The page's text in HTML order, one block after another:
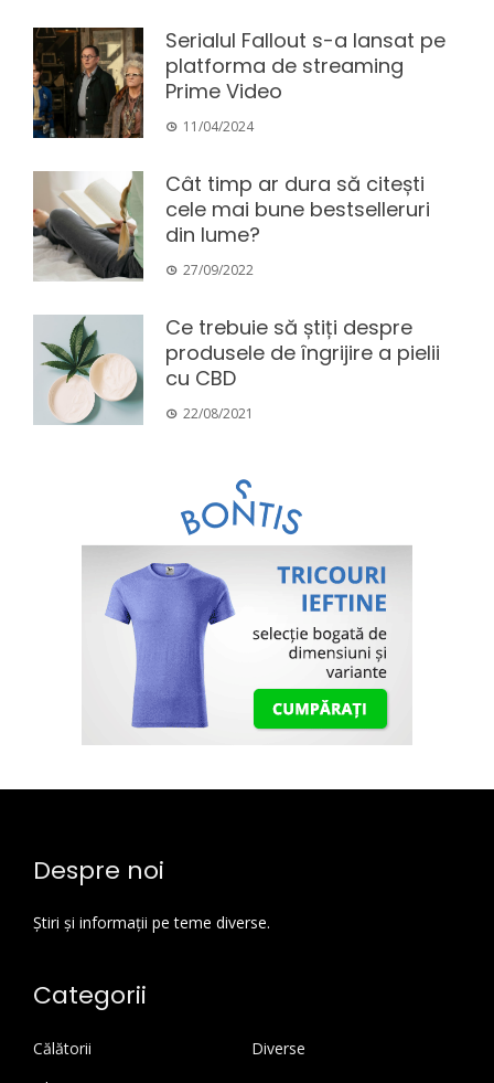
Serialul Fallout s-a lansat pe
platforma de streaming
Prime Video
11/04/2024
Cât timp ar dura să citești
cele mai bune bestselleruri
din lume?
27/09/2022
Ce trebuie să știți despre
produsele de îngrijire a pielii
cu CBD
22/08/2021
Despre noi
Știri și informații pe teme diverse.
Categorii
Călătorii
Diverse